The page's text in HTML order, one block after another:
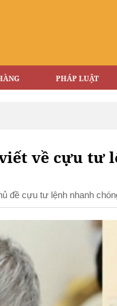
PHÁP LUẬT
về cựu
đề cựu tư lệnh nhanh